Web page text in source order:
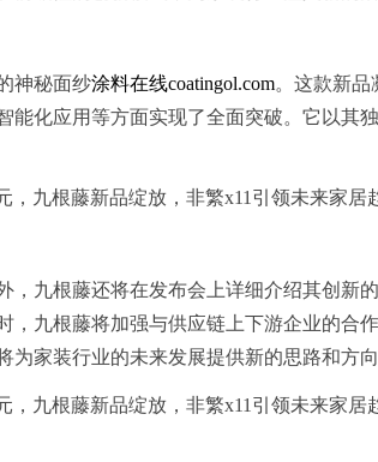
神秘面纱涂料在线coatingol.com。这款新品
化应用等方面实现了全面突破。它以其
九根藤还将在发布会上详细介绍其创新
九根藤将加强与供应链上下游企业的合
家装行业的未来发展提供新的思路和方向